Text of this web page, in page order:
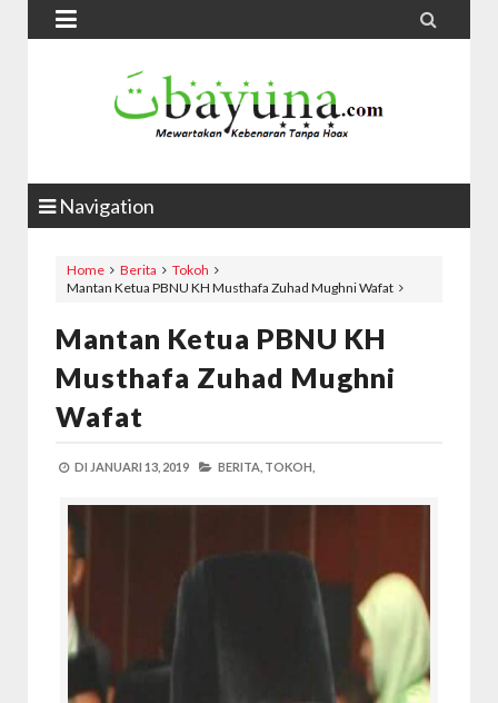
 
Navigation
Home Berita
Tokoh
Mantan Ketua PBNU KH Musthafa Zuhad Mughni Wafat
Mantan Ketua PBNU KH
Musthafa Zuhad Mughni
Wafat
DI JANUARI 13, 2019 BERITA, TOKOH,